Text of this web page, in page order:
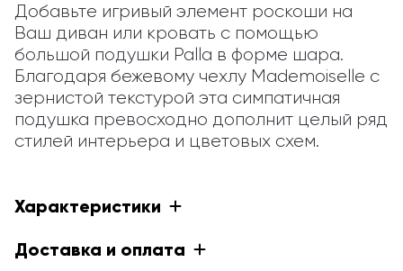
Добавьте игривый элемент роскоши на
Ваш диван или кровать с помощью
большой подушки Palla в форме шара.
Благодаря бежевому чехлу Mademoiselle с
зернистой текстурой эта симпатичная
подушка превосходно дополнит целый ряд
стилей интерьера и цветовых схем.
Характеристики
Доставка и оплата